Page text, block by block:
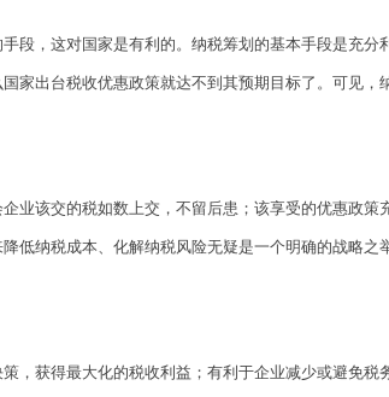
段，这对国家是有利的。纳税筹划的基本手段是充分
家出台税收优惠政策就达不到其预期目标了。可见，
该交的税如数上交，不留后患；该享受的优惠政策
低纳税成本、化解纳税风险无疑是一个明确的战略之
，获得最大化的税收利益；有利于企业减少或避免税